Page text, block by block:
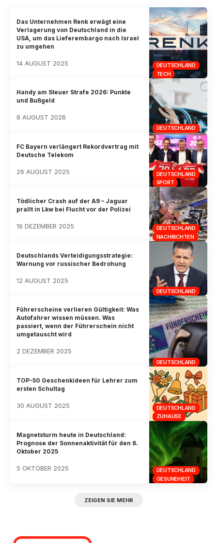
DEUTSCHLAND
TECH
Das Unternehmen Renk erwägt eine
Verlagerung von Deutschland in die
USA, um das Lieferembargo nach Israel
zu umgehen
14 AUGUST 2025
DEUTSCHLAND
Handy am Steuer Strafe 2026: Punkte
und Bußgeld
8 AUGUST 2026
DEUTSCHLAND
SPORT
FC Bayern verlängert Rekordvertrag mit
Deutsche Telekom
26 AUGUST 2025
DEUTSCHLAND
NACHRICHTEN
Tödlicher Crash auf der A9 – Jaguar
prallt in Lkw bei Flucht vor der Polizei
16 DEZEMBER 2025
DEUTSCHLAND
Deutschlands Verteidigungsstrategie:
Warnung vor russischer Bedrohung
12 AUGUST 2025
DEUTSCHLAND
Führerscheine verlieren Gültigkeit: Was
Autofahrer wissen müssen. Was
passiert, wenn der Führerschein nicht
umgetauscht wird
2 DEZEMBER 2025
DEUTSCHLAND
ZUHAUSE
TOP-50 Geschenkideen für Lehrer zum
ersten Schultag
30 AUGUST 2025
DEUTSCHLAND
GESUNDHEIT
Magnetsturm heute in Deutschland:
Prognose der Sonnenaktivität für den 6.
Oktober 2025
5 OKTOBER 2025
ZEIGEN SIE MEHR